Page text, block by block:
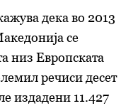
дека во 2013
се
низ Европската
речиси десет
издадени 11.427